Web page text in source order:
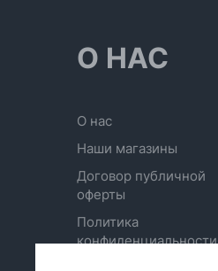
О НАС
О нас
Наши магазины
Договор публичной
оферты
Политика
конфиденциальности